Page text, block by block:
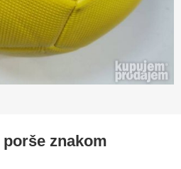
znakom